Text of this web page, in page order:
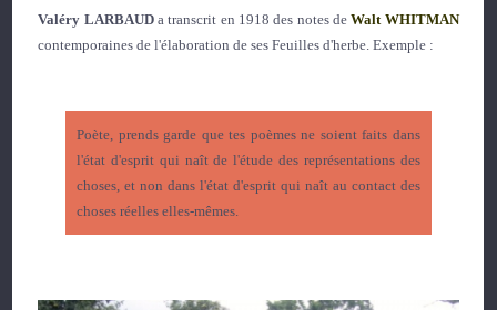
Valéry LARBAUDa transcrit en 1918 des notes deWalt WHITMAN
contemporaines de l'élaboration de ses Feuilles d'herbe. Exemple :
Poète, prends garde que tes poèmes ne soient faits dans
l'état d'esprit qui naît de l'étude des représentations des
choses, et non dans l'état d'esprit qui naît au contact des
choses réelles elles-mêmes.